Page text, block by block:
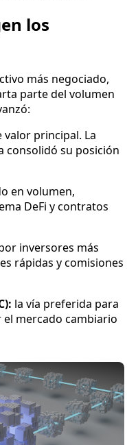
los
más negociado,
parte del volumen
valor principal. La
consolidó su posición
en volumen,
DeFi y contratos
inversores más
rápidas y comisiones
la vía preferida para
mercado cambiario